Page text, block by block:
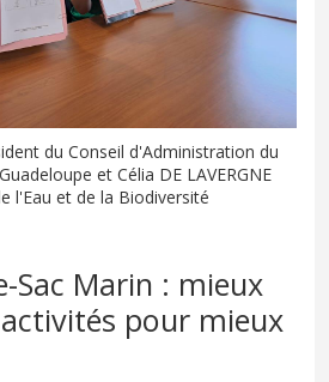
du Conseil d'Administration du
et Célia DE LAVERGNE
l'Eau et de la Biodiversité
Sac Marin : mieux
pour mieux